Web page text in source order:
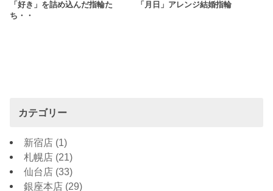
「好き」を詰め込んだ指輪た
ち・・
「月日」アレンジ結婚指輪
カテゴリー
新宿店 (1)
札幌店 (21)
仙台店 (33)
銀座本店 (29)